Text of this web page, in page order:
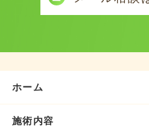
ホーム
施術内容